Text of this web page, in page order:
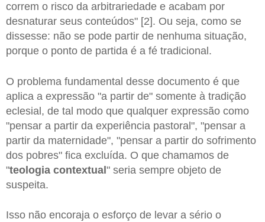
correm o risco da arbitrariedade e acabam por
desnaturar seus conteúdos" [2]. Ou seja, como se
dissesse: não se pode partir de nenhuma situação,
porque o ponto de partida é a fé tradicional.
O problema fundamental desse documento é que
aplica a expressão "a partir de" somente à tradição
eclesial, de tal modo que qualquer expressão como
"pensar a partir da experiência pastoral", "pensar a
partir da maternidade", "pensar a partir do sofrimento
dos pobres" fica excluída. O que chamamos de
"teologia contextual" seria sempre objeto de
suspeita.
Isso não encoraja o esforço de levar a sério o